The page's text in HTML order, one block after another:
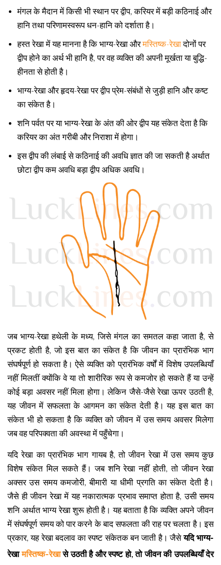
मंगल के मैदान में किसी भी स्थान पर द्वीप, करियर में बड़ी कठिनाई और
हानि तथा परिणामस्वरूप धन-हानि को दर्शाता है।
हस्त रेखा में यह मानना है कि भाग्य-रेखा औरमस्तिष्क-रेखादोनों पर
द्वीप होने का अर्थ भी हानि है, पर वह व्यक्ति की अपनी मूर्खता या बुद्धि-
हीनता से होती है।
भाग्य-रेखा और हृदय-रेखा पर द्वीप प्रेम-संबंधों से जुड़ी हानि और कष्ट
का संकेत है।
शनि पर्वत पर या भाग्य-रेखा के अंत की ओर द्वीप यह संकेत देता है कि
करियर का अंत गरीबी और निराशा में होगा।
इस द्वीप की लंबाई से कठिनाई की अवधि ज्ञात की जा सकती है अर्थात
छोटा द्वीप कम अवधि बड़ा द्वीप अधिक अवधि।
जब भाग्य-रेखा हथेली के मध्य, जिसे मंगल का समतल कहा जाता है, से
प्रकट होती है, जो इस बात का संकेत है कि जीवन का प्रारंभिक भाग
संघर्षपूर्ण हो सकता है। ऐसे व्यक्ति को प्रारंभिक वर्षों में विशेष उपलब्धियाँ
नहीं मिलतीं क्योंकि वे या तो शारीरिक रूप से कमजोर हो सकते हैं या उन्हें
कोई बड़ा अवसर नहीं मिला होगा। लेकिन जैसे-जैसे रेखा ऊपर उठती है,
यह जीवन में सफलता के आगमन का संकेत देती है। यह इस बात का
संकेत भी हो सकता है कि व्यक्ति को जीवन में उस समय अवसर मिलेगा
जब वह परिपक्वता की अवस्था में पहुँचेगा।
यदि रेखा का प्रारंभिक भाग गायब है, तो जीवन रेखा में उस समय कुछ
विशेष संकेत मिल सकते हैं। जब शनि रेखा नहीं होती, तो जीवन रेखा
अक्सर उस समय कमजोरी, बीमारी या धीमी प्रगति का संकेत देती है।
जैसे ही जीवन रेखा में यह नकारात्मक प्रभाव समाप्त होता है, उसी समय
शनि अर्थात भाग्य रेखा शुरू होती है। यह बताता है कि व्यक्ति अपने जीवन
में संघर्षपूर्ण समय को पार करने के बाद सफलता की राह पर चलता है। इस
प्रकार, यह रेखा बदलाव का स्पष्ट संकेतक बन जाती है। जैसेयदि भाग्य-
रेखामस्तिष्क-रेखासे उठती है और स्पष्ट हो, तो जीवन की उपलब्धियाँ देर